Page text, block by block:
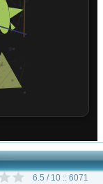
6.5 / 10 :: 6071